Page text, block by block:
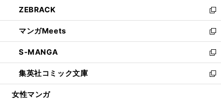
く
で
開
く
ド
ウ
で
開
く
ィ
ン
ド
ウ
で
開
く
い
ウ
ィ
ン
ド
ウ
で
開
ZEBRACK
新
し
い
ウ
ィ
ン
ド
ウ
マンガMeets
新
し
い
ウ
ィ
ン
S-MANGA
新
し
い
ウ
集英社コミック文庫
新
し
女性マンガ